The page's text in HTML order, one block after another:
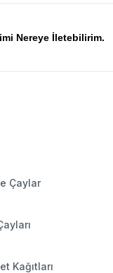
Nereye İletebilirim.
Çaylar
Kağıtları